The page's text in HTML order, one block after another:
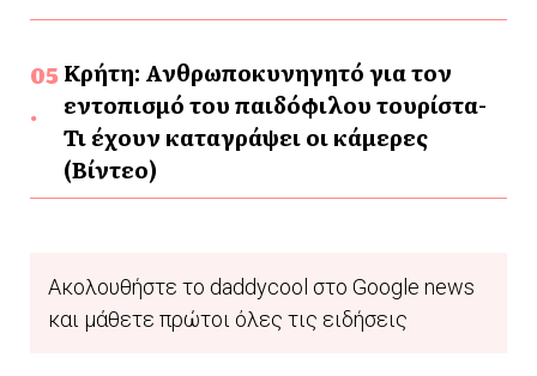
Κρήτη: Ανθρωποκυνηγητό για τον
εντοπισμό του παιδόφιλου τουρίστα-
Τι έχουν καταγράψει οι κάμερες
(Βίντεο)
Ακολουθήστε το daddycool στο Google news
και μάθετε πρώτοι όλες τις ειδήσεις